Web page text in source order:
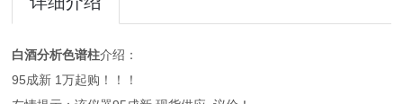
白酒分析色谱柱介绍：
95成新 1万起购！！！